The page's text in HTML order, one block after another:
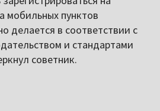
мобильных пунктов
делается в соответствии с
и стандартами
советник.